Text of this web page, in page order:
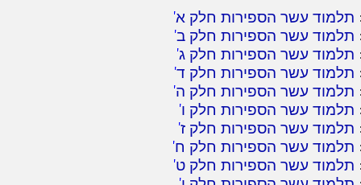
תלמוד עשר הספירות חלק א'
תלמוד עשר הספירות חלק ב'
תלמוד עשר הספירות חלק ג'
תלמוד עשר הספירות חלק ד'
תלמוד עשר הספירות חלק ה'
תלמוד עשר הספירות חלק ו'
תלמוד עשר הספירות חלק ז'
תלמוד עשר הספירות חלק ח'
תלמוד עשר הספירות חלק ט'